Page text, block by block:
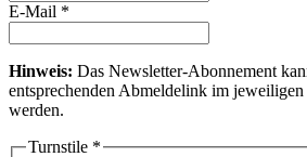
E-Mail *
Hinweis: Das Newsletter-Abonnement
entsprechenden Abmeldelink im
werden.
Turnstile *